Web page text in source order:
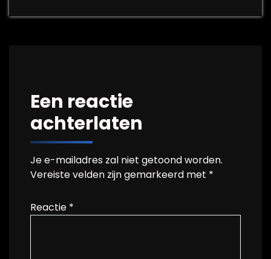
Een reactie
achterlaten
Je e-mailadres zal niet getoond worden.
Vereiste velden zijn gemarkeerd met *
Reactie *